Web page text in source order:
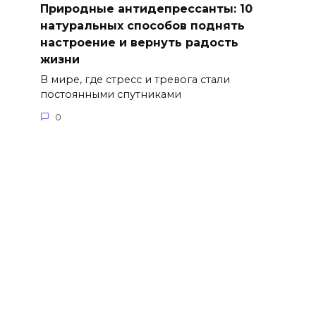
Природные антидепрессанты: 10
натуральных способов поднять
настроение и вернуть радость
жизни
В мире, где стресс и тревога стали
постоянными спутниками
0